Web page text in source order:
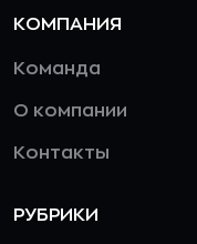
КОМПАНИЯ
Команда
О компании
Контакты
РУБРИКИ